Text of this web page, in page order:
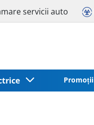
servicii auto
Promoții